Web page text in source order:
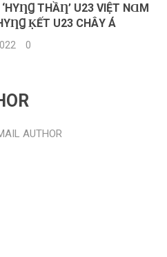
ТHẦȠ’ U23 VIỆТ NⱭM
ḲẾТ U23 CHÂΥ Á
0
AUTHOR